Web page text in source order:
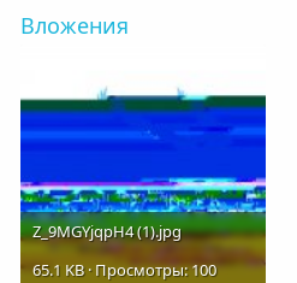
Вложения
Z_9MGYjqpH4 (1).jpg
65.1 KB · Просмотры: 100